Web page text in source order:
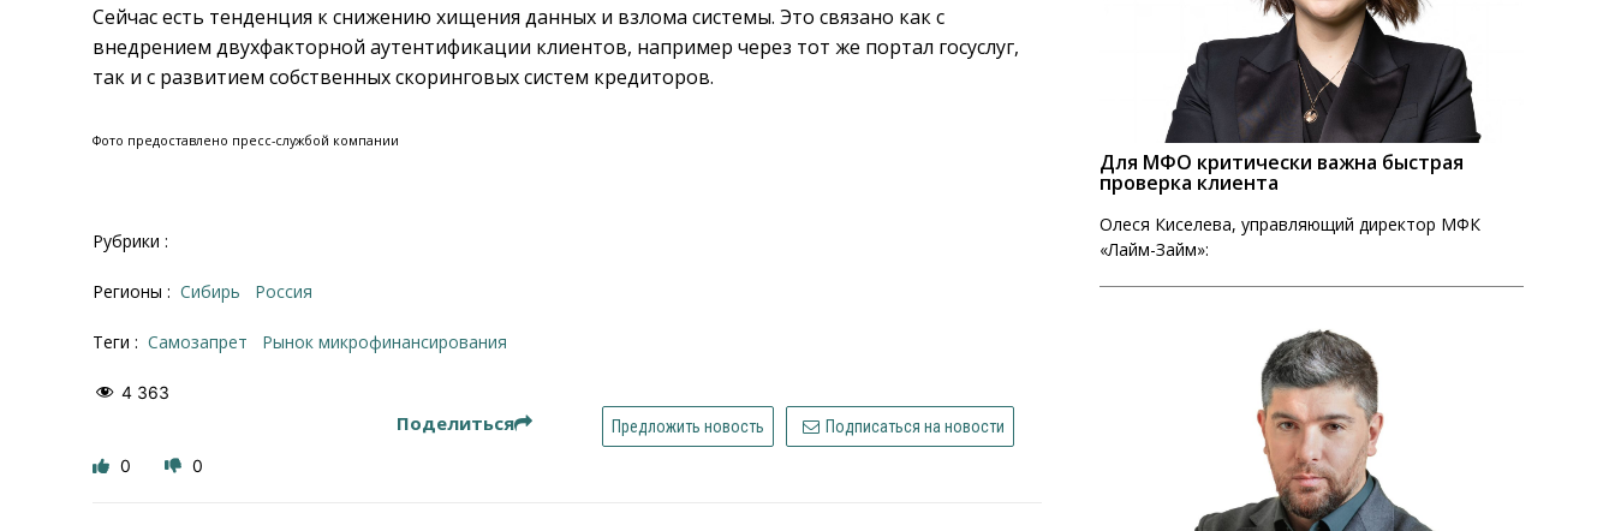
Сейчас есть тенденция к снижению хищения данных и взлома системы. Это связано как с
внедрением двухфакторной аутентификации клиентов, например через тот же портал госуслуг,
так и с развитием собственных скоринговых систем кредиторов.
Фото предоставлено пресс-службой компании
Рубрики :
Регионы : Сибирь Россия
Теги : самозапрет рынок микрофинансирования
4 363
Поделиться Предложить новость Подписаться на новости
0 0
Для МФО критически важна быстрая
проверка клиента
Олеся Киселева, управляющий директор МФК
«Лайм-Займ»: